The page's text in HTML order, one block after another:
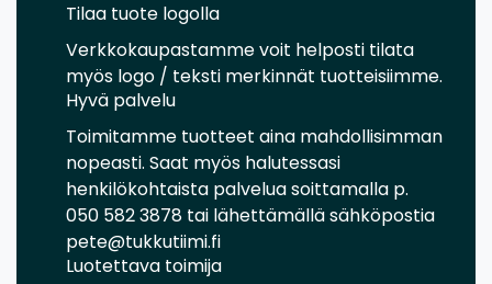
Tilaa tuote logolla
Verkkokaupastamme voit helposti tilata
myös logo / teksti merkinnät tuotteisiimme.
Hyvä palvelu
Toimitamme tuotteet aina mahdollisimman
nopeasti. Saat myös halutessasi
henkilökohtaista palvelua soittamalla p.
050 582 3878 tai lähettämällä sähköpostia
pete@tukkutiimi.fi
Luotettava toimija